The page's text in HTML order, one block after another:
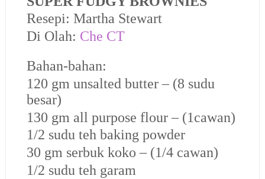
Resepi: Martha Stewart
Di Olah: Che CT
Bahan-bahan:
120 gm unsalted butter – (8 sudu
besar)
130 gm all purpose flour – (1cawan)
1/2 sudu teh baking powder
30 gm serbuk koko – (1/4 cawan)
1/2 sudu teh garam